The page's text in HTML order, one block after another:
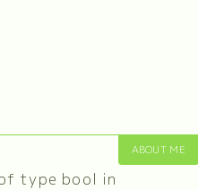
ABOUT ME
type bool in